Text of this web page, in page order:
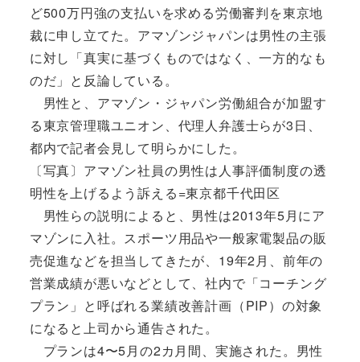
ど500万円強の支払いを求める労働審判を東京地
裁に申し立てた。アマゾンジャパンは男性の主張
に対し「真実に基づくものではなく、一方的なも
のだ」と反論している。
男性と、アマゾン・ジャパン労働組合が加盟す
る東京管理職ユニオン、代理人弁護士らが3日、
都内で記者会見して明らかにした。
〔写真〕アマゾン社員の男性は人事評価制度の透
明性を上げるよう訴える=東京都千代田区
男性らの説明によると、男性は2013年5月にア
マゾンに入社。スポーツ用品や一般家電製品の販
売促進などを担当してきたが、19年2月、前年の
営業成績が悪いなどとして、社内で「コーチング
プラン」と呼ばれる業績改善計画（PIP）の対象
になると上司から通告された。
プランは4〜5月の2カ月間、実施された。男性